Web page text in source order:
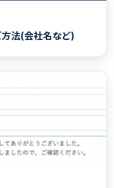
法(会社名など)